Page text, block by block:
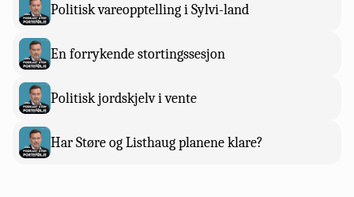
Politisk vareopptelling i Sylvi-land
En forrykende stortingssesjon
Politisk jordskjelv i vente
Har Støre og Listhaug planene klare?